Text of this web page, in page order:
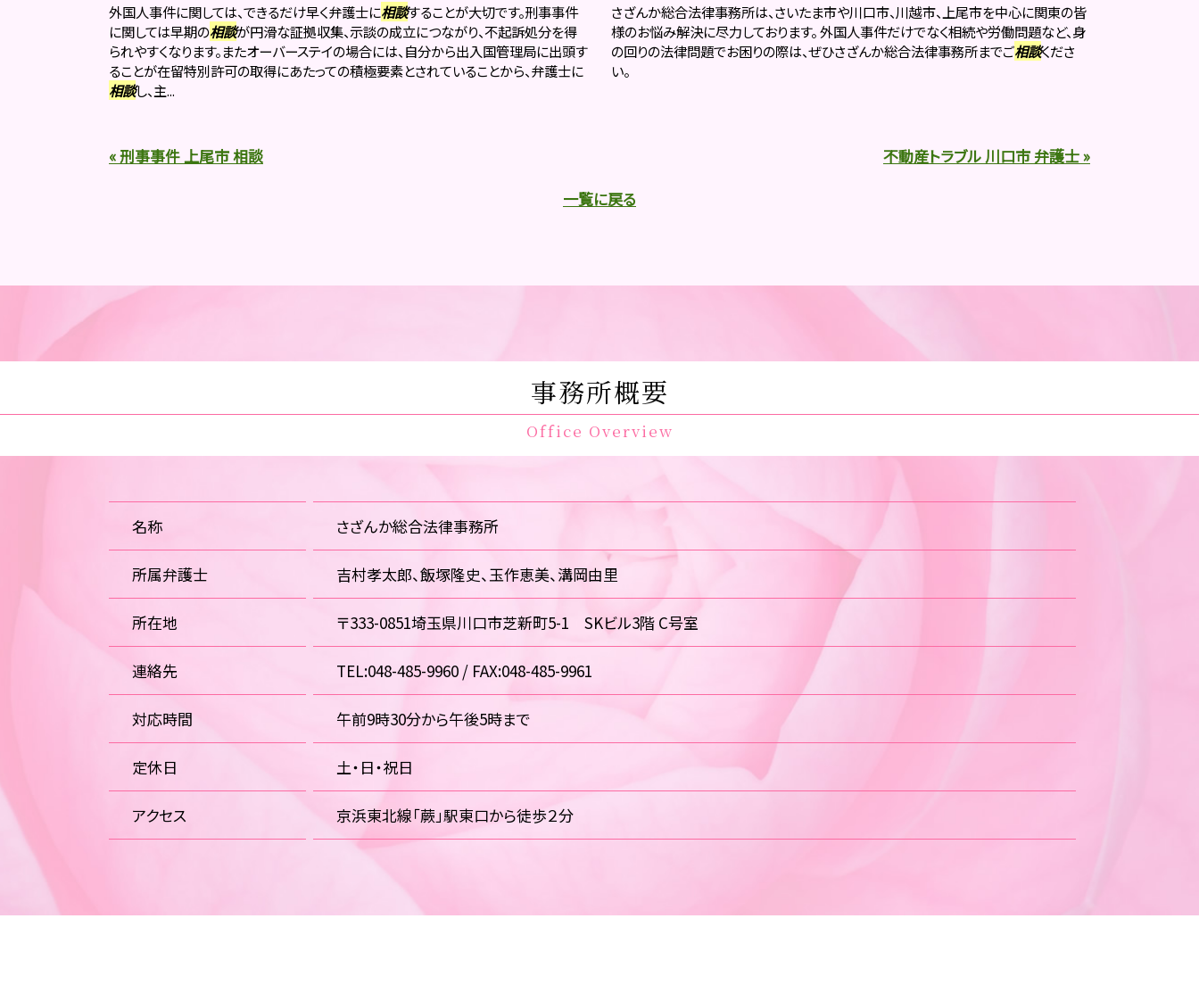
外国人事件に関しては、できるだけ早く弁護士に相談することが大切です。刑事事件
に関しては早期の相談が円滑な証拠収集、示談の成立につながり、不起訴処分を得
られやすくなります。またオーバーステイの場合には、自分から出入国管理局に出頭す
ることが在留特別許可の取得にあたっての積極要素とされていることから、弁護士に
相談し、主...
さざんか総合法律事務所は、さいたま市や川口市、川越市、上尾市を中心に関東の皆
様のお悩み解決に尽力しております。 外国人事件だけでなく相続や労働問題など、身
の回りの法律問題でお困りの際は、ぜひさざんか総合法律事務所までご相談くださ
い。
« 刑事事件 上尾市 相談
不動産トラブル 川口市 弁護士 »
一覧に戻る
事務所概要
Office Overview
名称 さざんか総合法律事務所
所属弁護士 吉村孝太郎、飯塚隆史、玉作恵美、溝岡由里
所在地 〒333-0851埼玉県川口市芝新町5-1 SKビル3階 C号室
連絡先 TEL:048-485-9960 / FAX:048-485-9961
対応時間 午前9時30分から午後5時まで
定休日 土・日・祝日
アクセス 京浜東北線「蕨」駅東口から徒歩２分